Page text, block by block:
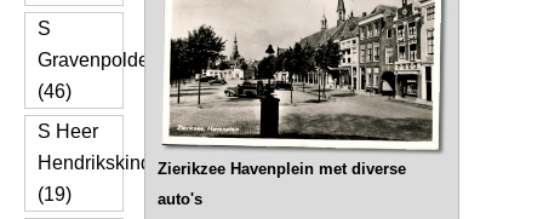
S
Gravenpolder
(46)
S Heer
Hendrikskinderen
(19)
Zierikzee Havenplein met diverse
auto's